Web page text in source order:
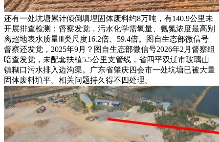
还有一处坑塘累计倾倒填埋固体废料约8万吨，有140.9公里未
开展排查检测；督察发觉，污水化学需氧量、氨氮浓度最高别
离超地表水质量Ⅲ类尺度16.2倍、59.4倍。图自生态部微信号
督察还发觉，2025年9月？图自生态部微信号2026年2月督察组
暗查发觉，未配套扶植5.5公里支管线，省四平双辽市玻璃山
镇糊口污水排入边沟渠。广东省肇庆四会市一处坑塘已被大量
固体废料填平。相关问题持久得不四处理。